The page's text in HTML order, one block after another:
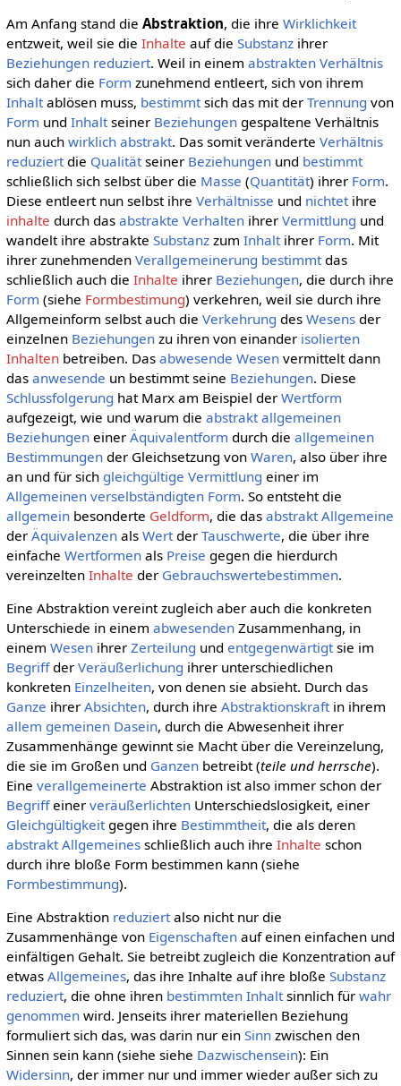
Am Anfang stand die Abstraktion, die ihre Wirklichkeit
entzweit, weil sie die Inhalte auf die Substanzihrer
Beziehungen reduziert. Weil in einem abstrakten Verhältnis
sich daher die Form zunehmend entleert, sich von ihrem
Inhaltablösen muss, bestimmtsich das mit der Trennung von
Form und Inhaltseiner Beziehungengespaltene Verhältnis
nun auch wirklich abstrakt. Das somit veränderte Verhältnis
reduziertdie Qualitätseiner Beziehungenund bestimmt
schließlich sich selbst über die Masse (Quantität) ihrer Form.
Diese entleert nun selbst ihre Verhältnisse und nichtetihre
inhalte durch das abstrakte Verhaltenihrer Vermittlung und
wandelt ihre abstrakte Substanzzum Inhaltihrer Form. Mit
ihrer zunehmenden Verallgemeinerung bestimmtdas
schließlich auch die Inhalte ihrer Beziehungen, die durch ihre
Form (siehe Formbestimung) verkehren, weil sie durch ihre
Allgemeinform selbst auch die Verkehrung des Wesensder
einzelnen Beziehungenzu ihren von einander isolierten
Inhaltenbetreiben. Das abwesende Wesenvermittelt dann
das anwesende un bestimmt seine Beziehungen. Diese
Schlussfolgerung hat Marx am Beispiel der Wertform
aufgezeigt, wie und warum die abstrakt allgemeinen
Beziehungeneiner Äquivalentform durch die allgemeinen
Bestimmungender Gleichsetzung von Waren, also über ihre
an und für sich gleichgültige Vermittlung einer im
Allgemeinen verselbständigten Form. So entsteht die
allgemeinbesonderte Geldform, die das abstrakt Allgemeine
der Äquivalenzenals Wertder Tauschwerte, die über ihre
einfache Wertformenals Preise gegen die hierdurch
vereinzelten Inhalte der Gebrauchswertebestimmen.
Eine Abstraktion vereint zugleich aber auch die konkreten
Unterschiede in einem abwesendenZusammenhang, in
einem Wesenihrer Zerteilung und entgegenwärtigtsie im
Begriffder Veräußerlichung ihrer unterschiedlichen
konkreten Einzelheiten, von denen sie absieht. Durch das
Ganze ihrer Absichten, durch ihre Abstraktionskraftin ihrem
allem gemeinen Dasein, durch die Abwesenheit ihrer
Zusammenhänge gewinnt sie Macht über die Vereinzelung,
die sie im Großen und Ganzenbetreibt (teile und herrsche).
Eine verallgemeinerte Abstraktion ist also immer schon der
Begriffeiner veräußerlichtenUnterschiedslosigkeit, einer
Gleichgültigkeitgegen ihre Bestimmtheit, die als deren
abstrakt Allgemeinesschließlich auch ihre Inhalte schon
durch ihre bloße Form bestimmen kann (siehe
Formbestimmung).
Eine Abstraktion reduziertalso nicht nur die
Zusammenhänge von Eigenschaftenauf einen einfachen und
einfältigen Gehalt. Sie betreibt zugleich die Konzentration auf
etwas Allgemeines, das ihre Inhalte auf ihre bloße Substanz
reduziert, die ohne ihren bestimmten Inhaltsinnlich für wahr
genommenwird. Jenseits ihrer materiellen Beziehung
formuliert sich das, was darin nur ein Sinnzwischen den
Sinnen sein kann (siehe siehe Dazwischensein): Ein
Widersinn, der immer nur und immer wieder außer sich zu